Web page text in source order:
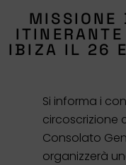
MISSIONE
IBIZA IL 26
Si informa i
circoscrizione
Consolato
organizzerà